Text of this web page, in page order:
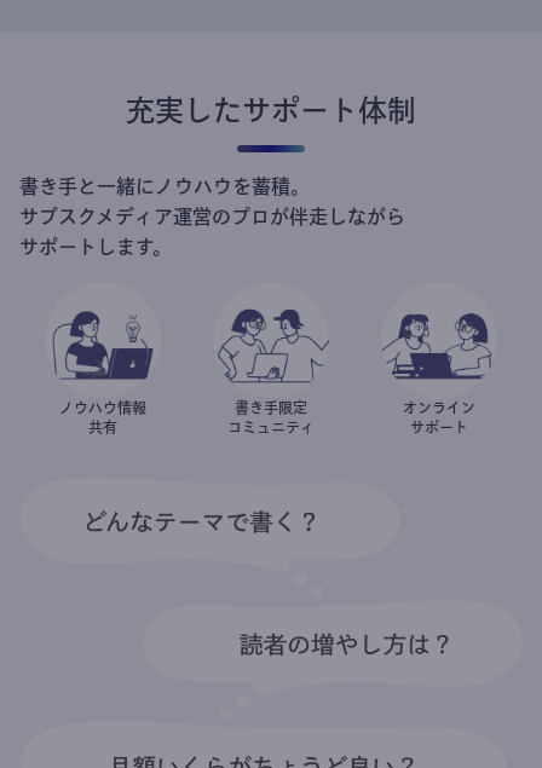
充実したサポート体制
書き手と一緒にノウハウを蓄積。
サブスクメディア運営のプロが伴走しながら
サポートします。
ノウハウ情報
共有
書き手限定
コミュニティ
オンライン
サポート